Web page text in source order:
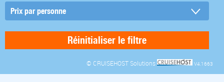
© CRUISEHOST Solutions V4.1663